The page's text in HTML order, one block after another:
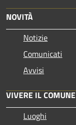
NOVITÀ
Notizie
Comunicati
Avvisi
VIVERE IL COMUNE
Luoghi